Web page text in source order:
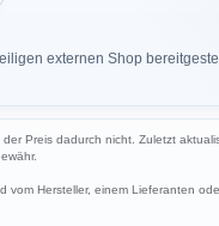
externen Shop
Preis dadurch nicht. Zuletzt
Hersteller, einem Lieferanten